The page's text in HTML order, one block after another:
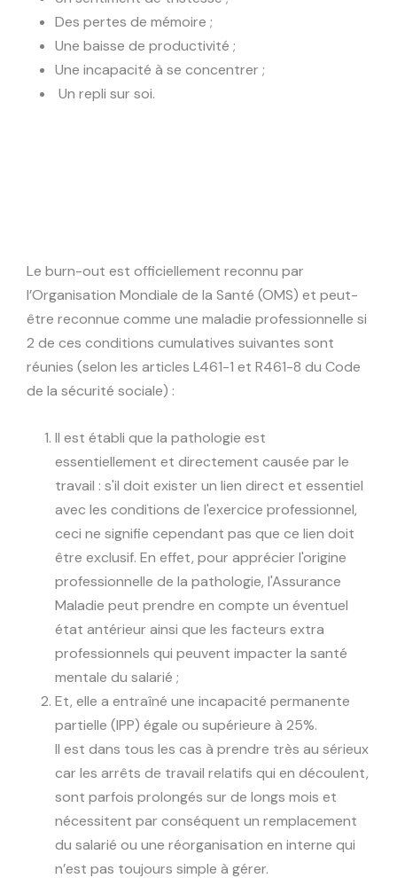
Des pertes de mémoire ;
Une baisse de productivité ;
Une incapacité à se concentrer ;
Un repli sur soi.
Le burn-out est officiellement reconnu par
l’Organisation Mondiale de la Santé (OMS) et peut-
être reconnue comme une maladie professionnelle si
2 de ces conditions cumulatives suivantes sont
réunies (selon les articles L461-1 et R461-8 du Code
de la sécurité sociale) :
Il est établi que la pathologie est
essentiellement et directement causée par le
travail : s'il doit exister un lien direct et essentiel
avec les conditions de l'exercice professionnel,
ceci ne signifie cependant pas que ce lien doit
être exclusif. En effet, pour apprécier l'origine
professionnelle de la pathologie, l'Assurance
Maladie peut prendre en compte un éventuel
état antérieur ainsi que les facteurs extra
professionnels qui peuvent impacter la santé
mentale du salarié ;
Et, elle a entraîné une incapacité permanente
partielle (IPP) égale ou supérieure à 25%.
Il est dans tous les cas à prendre très au sérieux
car les arrêts de travail relatifs qui en découlent,
sont parfois prolongés sur de longs mois et
nécessitent par conséquent un remplacement
du salarié ou une réorganisation en interne qui
n’est pas toujours simple à gérer.